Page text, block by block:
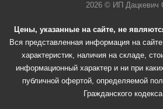
2026 © ИП Дацкевич
Цены, указанные на сайте, не
Вся представленная информация на
характеристик, наличия на складе,
информационный характер и ни при
публичной офертой, определяемой
Гражданского